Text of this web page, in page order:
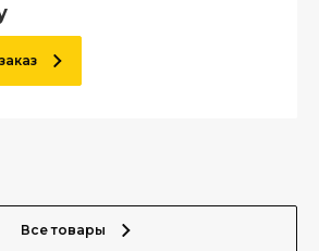
Все товары